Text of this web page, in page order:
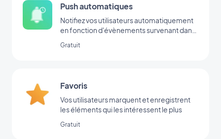
Push automatiques
Notifiez vos utilisateurs automatiquement
en fonction d'évènements survenant dans
Gratuit
Favoris
Vos utilisateurs marquent et enregistrent
les éléments qui les intéressent le plus
Gratuit